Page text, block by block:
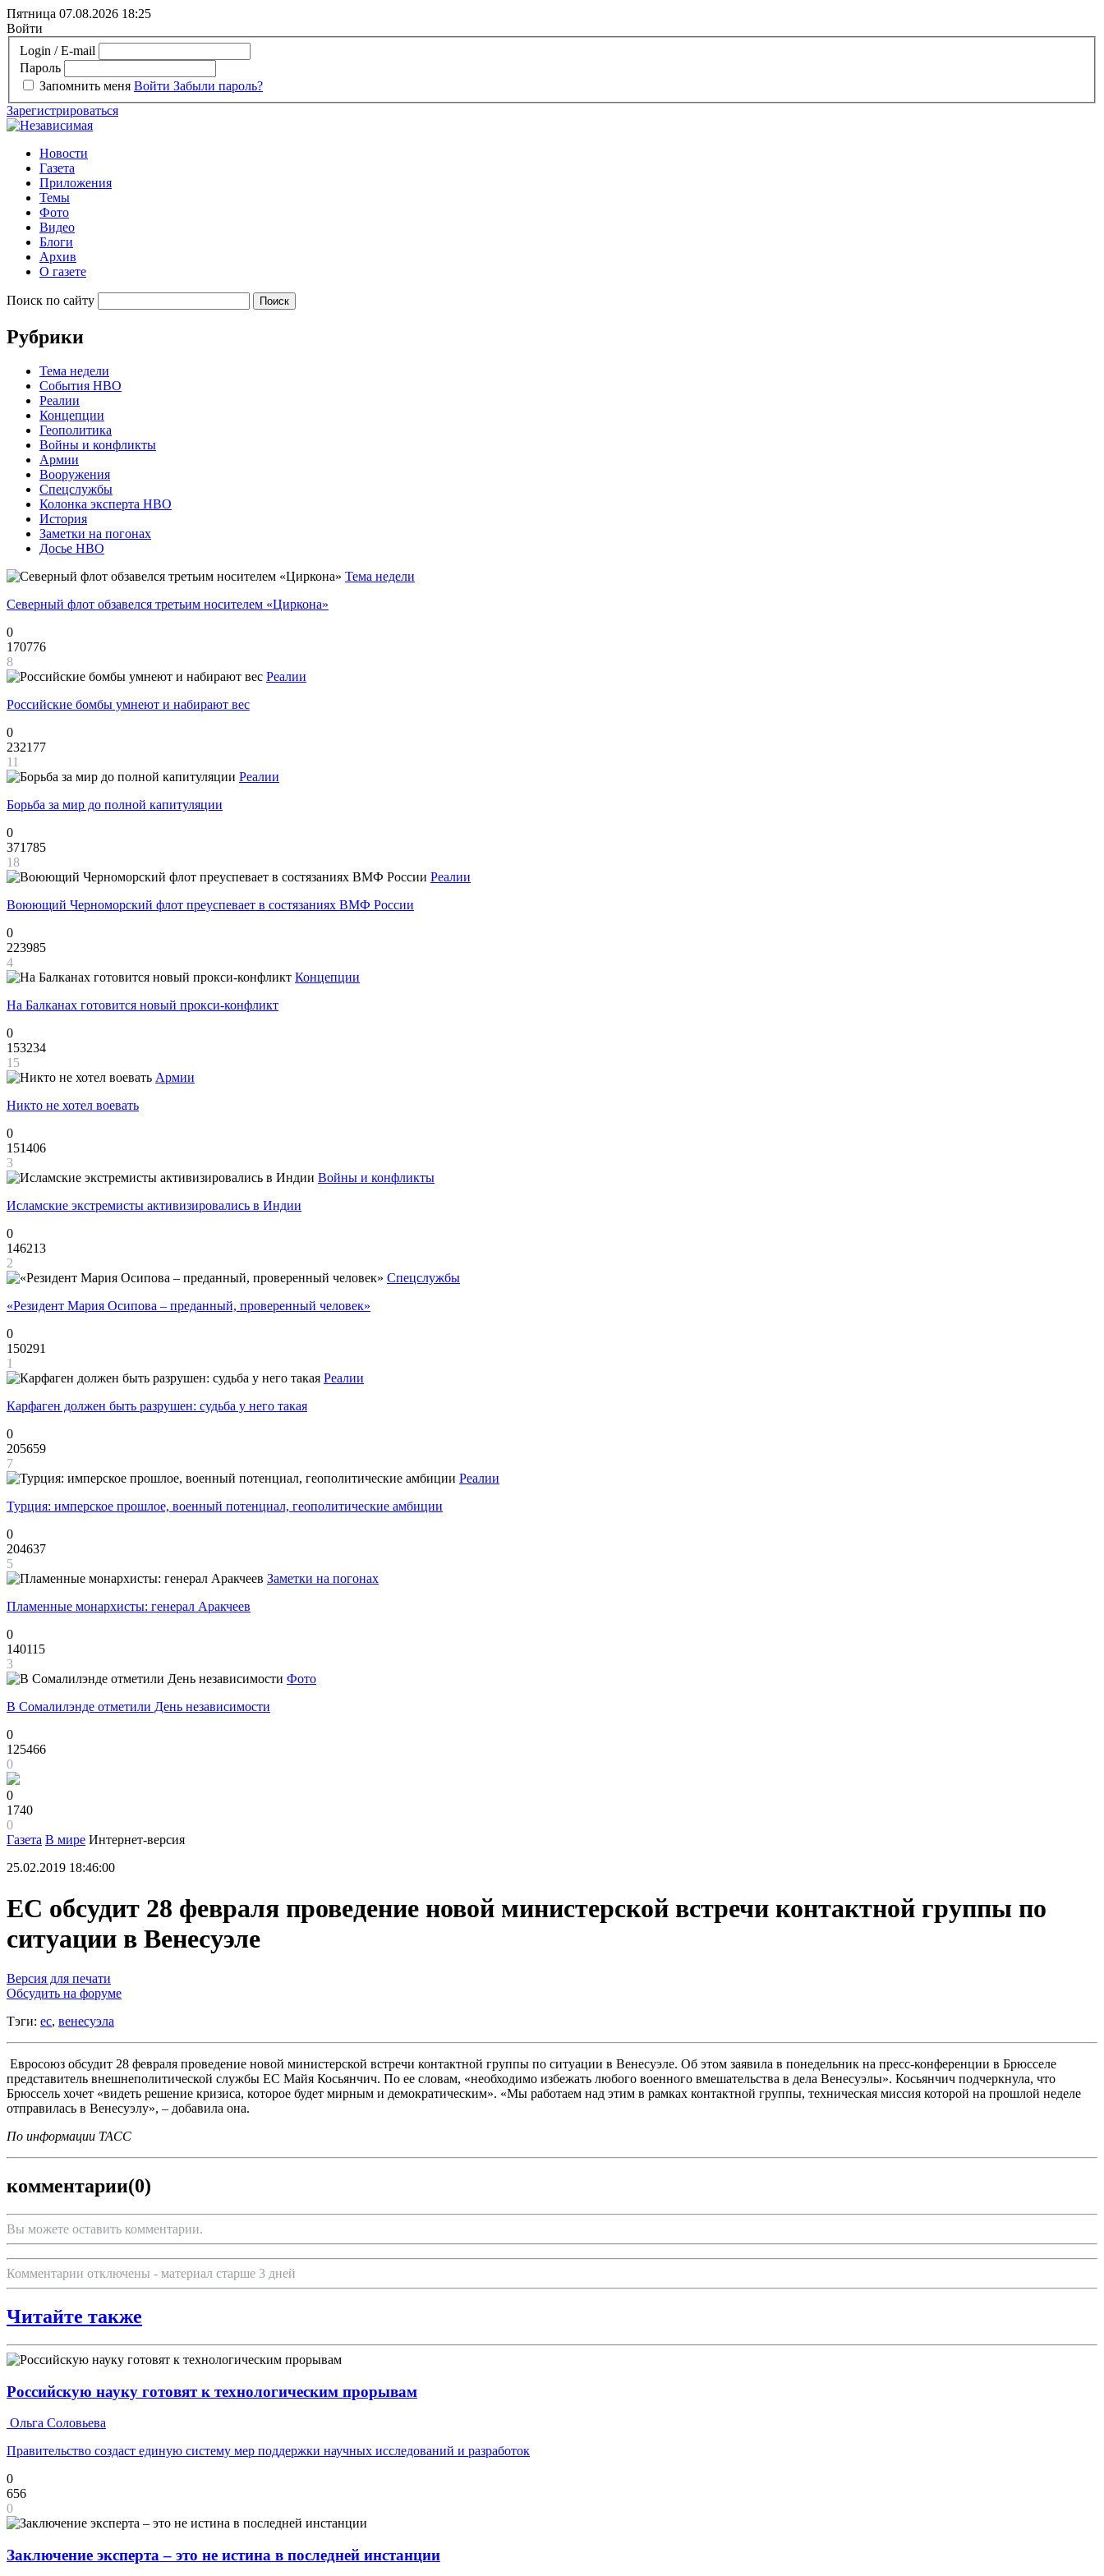
Пятница 07.08.2026 18:25
Войти
Login / E-mail
Пароль
Запомнить меня Войти Забыли пароль?
Зарегистрироваться
Новости
Газета
Приложения
Темы
Фото
Видео
Блоги
Архив
О газете
Поиск по сайту
Рубрики
Тема недели
События НВО
Реалии
Концепции
Геополитика
Войны и конфликты
Армии
Вооружения
Спецслужбы
Колонка эксперта НВО
История
Заметки на погонах
Досье НВО
Тема недели
Северный флот обзавелся третьим носителем «Циркона»
0
170776
8
Реалии
Российские бомбы умнеют и набирают вес
0
232177
11
Реалии
Борьба за мир до полной капитуляции
0
371785
18
Реалии
Воюющий Черноморский флот преуспевает в состязаниях ВМФ России
0
223985
4
Концепции
На Балканах готовится новый прокси-конфликт
0
153234
15
Армии
Никто не хотел воевать
0
151406
3
Войны и конфликты
Исламские экстремисты активизировались в Индии
0
146213
2
Спецслужбы
«Резидент Мария Осипова – преданный, проверенный человек»
0
150291
1
Реалии
Карфаген должен быть разрушен: судьба у него такая
0
205659
7
Реалии
Турция: имперское прошлое, военный потенциал, геополитические амбиции
0
204637
5
Заметки на погонах
Пламенные монархисты: генерал Аракчеев
0
140115
3
Фото
В Сомалилэнде отметили День независимости
0
125466
0
0
1740
0
Газета В мире Интернет-версия
25.02.2019 18:46:00
ЕС обсудит 28 февраля проведение новой министерской встречи контактной группы по
ситуации в Венесуэле
Версия для печати
Обсудить на форуме
Тэги: ес, венесуэла
Евросоюз обсудит 28 февраля проведение новой министерской встречи контактной группы по ситуации в Венесуэле. Об этом заявила в понедельник на пресс-конференции в Брюсселе
представитель внешнеполитической службы ЕС Майя Косьянчич. По ее словам, «необходимо избежать любого военного вмешательства в дела Венесуэлы». Косьянчич подчеркнула, что
Брюссель хочет «видеть решение кризиса, которое будет мирным и демократическим». «Мы работаем над этим в рамках контактной группы, техническая миссия которой на прошлой неделе
отправилась в Венесуэлу», – добавила она.
По информации ТАСС
комментарии(0)
Вы можете оставить комментарии.
Комментарии отключены - материал старше 3 дней
Читайте также
Российскую науку готовят к технологическим прорывам
Ольга Соловьева
Правительство создаст единую систему мер поддержки научных исследований и разработок
0
656
0
Заключение эксперта – это не истина в последней инстанции